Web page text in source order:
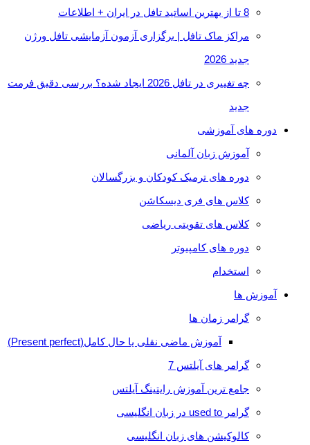
8 تا از بهترین اساتید تافل در ایران + اطلاعات
مراکز ماک تافل | برگزاری آزمون آزمایشی تافل ورژن
جدید 2026
چه تغییری در تافل 2026 ایجاد شده؟ بررسی دقیق فرمت
جدید
دوره های آموزشی
آموزش زبان آلمانی
دوره های ترمیک کودکان و بزرگسالان
کلاس های فری دیسکاشن
کلاس های تقویتی ریاضی
دوره های کامپیوتر
استخدام
آموزش ها
گرامر زمان ها
آموزش ماضی نقلی یا حال کامل(Present perfect)
گرامر های آیلتس 7
جامع ترین آموزش رایتینگ آیلتس
گرامر used to در زبان انگلیسی
کالوکیشن های زبان انگلیسی